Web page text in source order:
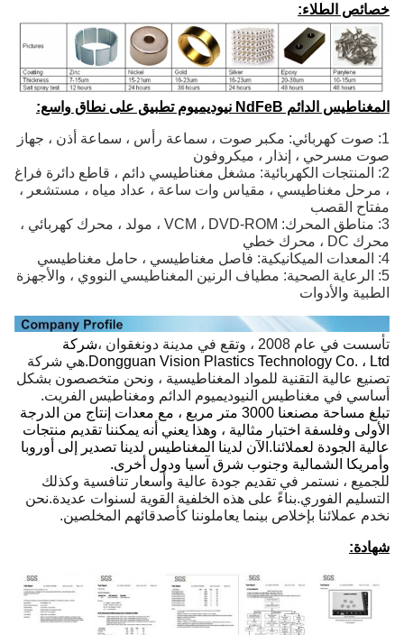
خصائص الطلاء:
المغناطيس الدائم NdFeB نيوديميوم تطبيق على نطاق واسع:
1: صوت كهربائي: مكبر صوت ، سماعة رأس ، سماعة أذن ، جهاز
صوت مسرحي ، إنذار ، ميكروفون
2: المنتجات الكهربائية: مشغل مغناطيسي دائم ، قاطع دائرة فراغ
، مرحل مغناطيسي ، مقياس وات ساعة ، عداد مياه ، مستشعر ،
مفتاح القصب
3: مناطق المحرك: VCM ، DVD-ROM ، مولد ، محرك كهربائي ،
محرك DC ، محرك خطي
4: المعدات الميكانيكية: فاصل مغناطيسي ، حامل مغناطيسي
5: الرعاية الصحية: مطياف الرنين المغناطيسي النووي ، والأجهزة
الطبية والأدوات
تأسست في عام 2008 ، وتقع في مدينة دونغقوان ،
شركة
Dongguan Vision Plastics Technology Co. ، Ltd. هي شركة
تصنيع عالية التقنية للمواد المغناطيسية ، ونحن متخصصون بشكل
أساسي في مغناطيس النيوديميوم الدائم ومغناطيس الفريت.
تبلغ مساحة مصنعنا 3000 متر مربع ، مع معدات إنتاج من الدرجة
الأولى وفلسفة اختبار مثالية ، وهذا يعني أنه يمكننا تقديم منتجات
عالية الجودة لعملائنا.الآن لدينا المغناطيس لدينا تصدير إلى أوروبا
وأمريكا الشمالية وجنوب شرق آسيا ودول أخرى.
للجميع ، نستمر في تقديم جودة عالية وأسعار تنافسية وكذلك
التسليم الفوري.بناءً على هذه الخلفية القوية لسنوات عديدة.نحن
نخدم عملائنا بإخلاص بينما يعاملوننا كأصدقائهم المخلصين.
شهادة: